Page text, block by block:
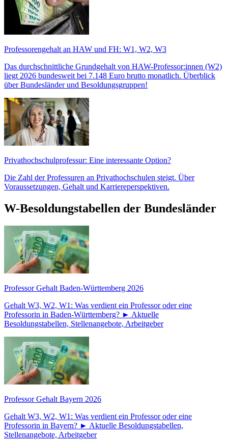
Professorengehalt an HAW und FH: W1, W2, W3
Das durchschnittliche Grundgehalt von HAW-Professor:innen (W2)
liegt 2026 bundesweit bei 7.148 Euro brutto monatlich. Überblick
über Bundesländer und Besoldungsgruppen!
Privathochschulprofessur: Eine interessante Option?
Die Zahl der Professuren an Privathochschulen steigt. Über
Voraussetzungen, Gehalt und Karriereperspektiven.
W-Besoldungstabellen der Bundesländer
Professor Gehalt Baden-Württemberg 2026
Gehalt W3, W2, W1: Was verdient ein Professor oder eine
Professorin in Baden-Württemberg? ► Aktuelle
Besoldungstabellen, Stellenangebote, Arbeitgeber
Professor Gehalt Bayern 2026
Gehalt W3, W2, W1: Was verdient ein Professor oder eine
Professorin in Bayern? ► Aktuelle Besoldungstabellen,
Stellenangebote, Arbeitgeber